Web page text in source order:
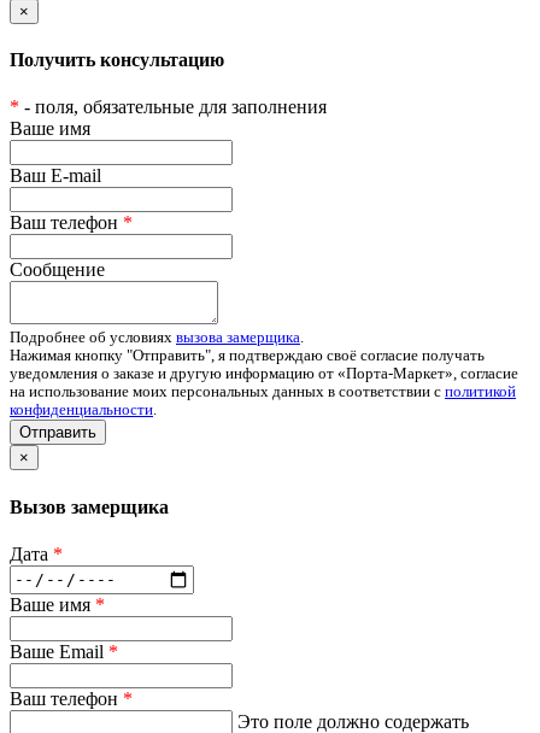
×
Получить консультацию
* - поля, обязательные для заполнения
Ваше имя
Ваш E-mail
Ваш телефон *
Сообщение
Подробнее об условиях вызова замерщика.
Нажимая кнопку "Отправить", я подтверждаю своё согласие получать
уведомления о заказе и другую информацию от «Порта-Маркет», согласие
на использование моих персональных данных в соответствии с политикой
конфиденциальности.
Отправить
×
Вызов замерщика
Дата *
Ваше имя *
Ваше Email *
Ваш телефон *
Это поле должно содержать